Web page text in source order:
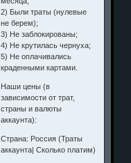
2) Были траты (нулевые
не берем);
3) Не заблокированы;
4) Не крутилась чернуха;
5) Не оплачивались
краденными картами.
Наши цены (в
зависимости от трат,
страны и валюты
аккаунта):
Страна: Россия (Траты
аккаунта| Сколько платим)